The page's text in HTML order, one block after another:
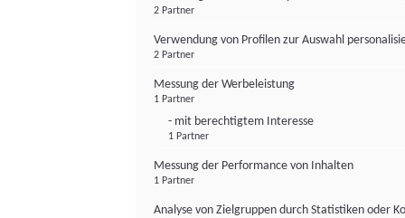
2 Partner
Verwendung von Profilen zur Auswahl
2 Partner
Messung der Werbeleistung
1 Partner
- mit berechtigtem Interesse
1 Partner
Messung der Performance von Inhalten
1 Partner
Analyse von Zielgruppen durch Statistiken oder